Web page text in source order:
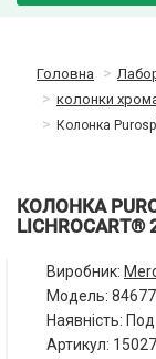
Головна
колонки
Колонка
КОЛОНКА
Виробник:
Модель: 84677
Наявність:
Артикул: